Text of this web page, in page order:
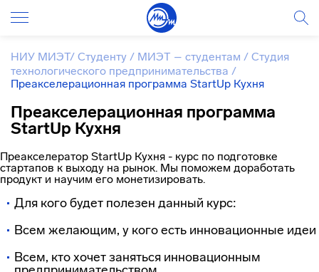
НИУ МИЭТ/ Студенту / МИЭТ – студентам / Студия
технологического предпринимательства /
Преакселерационная программа StartUp Кухня
Преакселерационная программа
StartUp Кухня
Преакселератор StartUp Кухня - курс по подготовке
стартапов к выходу на рынок. Мы поможем доработать
продукт и научим его монетизировать.
Для кого будет полезен данный курс:
Всем желающим, у кого есть инновационные идеи
Всем, кто хочет заняться инновационным